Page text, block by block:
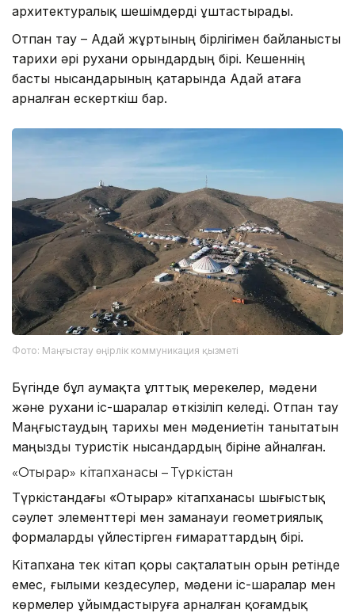
архитектуралық шешімдерді ұштастырады.
Отпан тау – Адай жұртының бірлігімен байланысты
тарихи әрі рухани орындардың бірі. Кешеннің
басты нысандарының қатарында Адай атаға
арналған ескерткіш бар.
Фото: Маңғыстау өңірлік коммуникация қызметі
Бүгінде бұл аумақта ұлттық мерекелер, мәдени
және рухани іс-шаралар өткізіліп келеді. Отпан тау
Маңғыстаудың тарихы мен мәдениетін танытатын
маңызды туристік нысандардың біріне айналған.
«Отырар» кітапханасы – Түркістан
Түркістандағы «Отырар» кітапханасы шығыстық
сәулет элементтері мен заманауи геометриялық
формаларды үйлестірген ғимараттардың бірі.
Кітапхана тек кітап қоры сақталатын орын ретінде
емес, ғылыми кездесулер, мәдени іс-шаралар мен
көрмелер ұйымдастыруға арналған қоғамдық